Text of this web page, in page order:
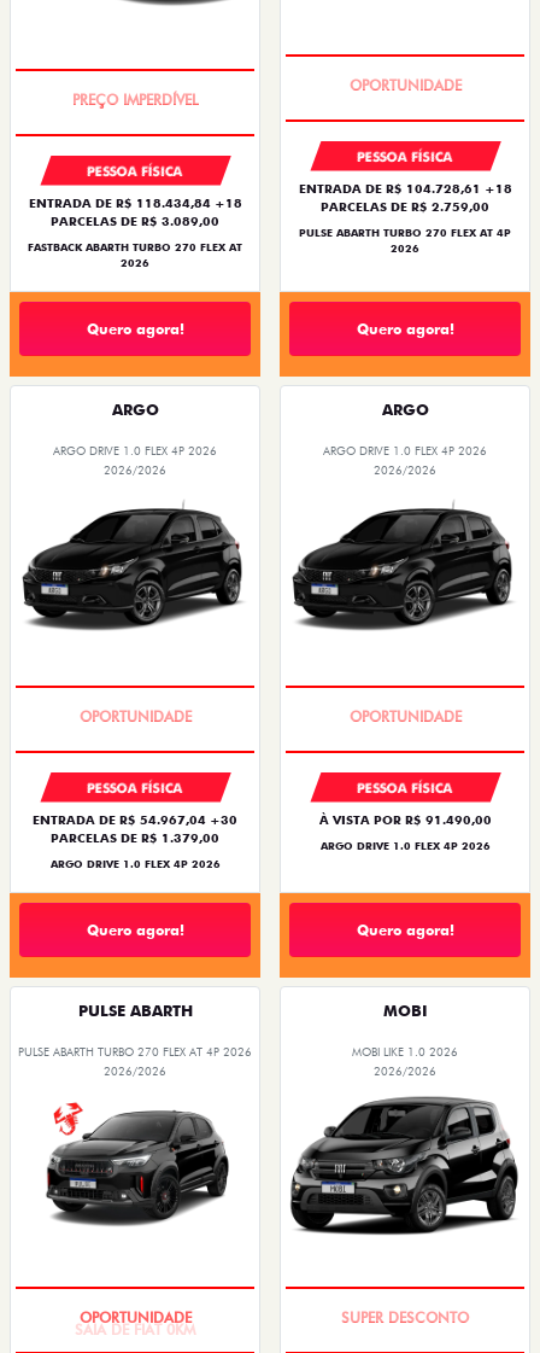
PESSOA FÍSICA
ENTRADA DE R$ 118.434,84 +18
PARCELAS DE R$ 3.089,00
FASTBACK ABARTH TURBO 270 FLEX AT
2026
Quero agora!
PESSOA FÍSICA
ENTRADA DE R$ 104.728,61 +18
PARCELAS DE R$ 2.759,00
PULSE ABARTH TURBO 270 FLEX AT 4P
2026
Quero agora!
ARGO
ARGO DRIVE 1.0 FLEX 4P 2026
2026/2026
PESSOA FÍSICA
ENTRADA DE R$ 54.967,04 +30
PARCELAS DE R$ 1.379,00
ARGO DRIVE 1.0 FLEX 4P 2026
Quero agora!
ARGO
ARGO DRIVE 1.0 FLEX 4P 2026
2026/2026
PESSOA FÍSICA
À VISTA POR R$ 91.490,00
ARGO DRIVE 1.0 FLEX 4P 2026
Quero agora!
PULSE ABARTH
PULSE ABARTH TURBO 270 FLEX AT 4P 2026
2026/2026
MOBI
MOBI LIKE 1.0 2026
2026/2026